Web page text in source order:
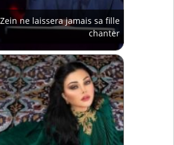
ne laissera jamais sa fille
chanter